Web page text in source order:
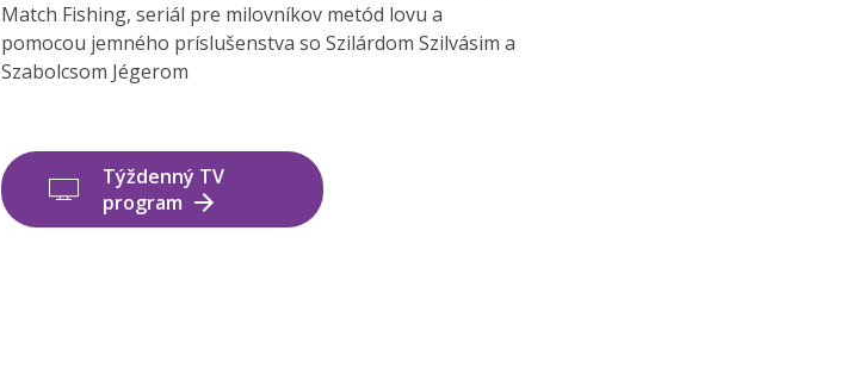
Match Fishing, seriál pre milovníkov metód lovu a
pomocou jemného príslušenstva so Szilárdom Szilvásim a
Szabolcsom Jégerom
Týždenný TV
program